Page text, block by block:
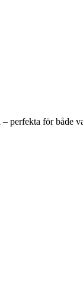
perfekta för både